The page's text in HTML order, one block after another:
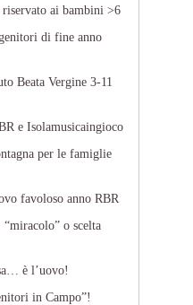
ai bambini >6
di fine anno
Beata Vergine 3-11
e Isolamusicaingioco
per le famiglie
favoloso anno RBR
o scelta
è l’uovo!
in Campo”!